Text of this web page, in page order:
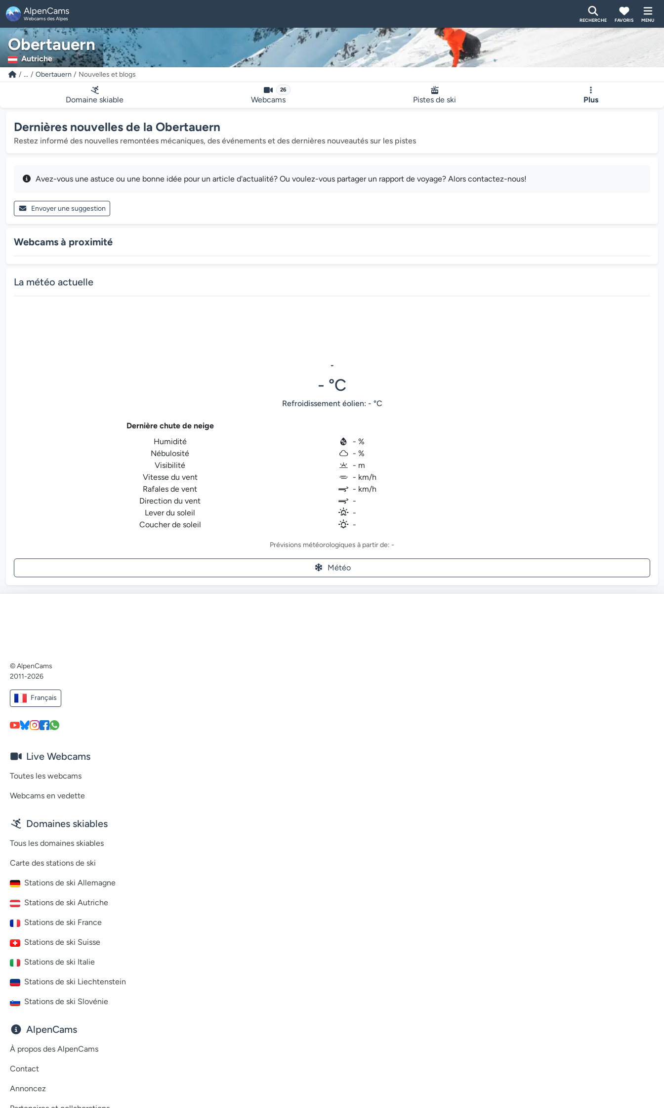
AlpenCams
Webcams des Alpes RECHERCHE FAVORIS MENU
Obertauern
Autriche
... Obertauern Nouvelles et blogs
Domaine skiable
26
Webcams Pistes de ski Plus
Dernières nouvelles de la Obertauern
Restez informé des nouvelles remontées mécaniques, des événements et des dernières nouveautés sur les pistes
Avez-vous une astuce ou une bonne idée pour un article d'actualité? Ou voulez-vous partager un rapport de voyage? Alors contactez-nous!
Envoyer une suggestion
Webcams à proximité
La météo actuelle
-
- °C
Refroidissement éolien: - °C
Dernière chute de neige
Humidité
- %
Nébulosité
- %
Visibilité
- m
Vitesse du vent
- km/h
Rafales de vent
- km/h
Direction du vent
-
Lever du soleil
-
Coucher de soleil
-
Prévisions météorologiques à partir de: -
Météo
© AlpenCams
2011-2026
Français
Live Webcams
Toutes les webcams
Webcams en vedette
Domaines skiables
Tous les domaines skiables
Carte des stations de ski
Stations de ski Allemagne
Stations de ski Autriche
Stations de ski France
Stations de ski Suisse
Stations de ski Italie
Stations de ski Liechtenstein
Stations de ski Slovénie
AlpenCams
À propos des AlpenCams
Contact
Annoncez